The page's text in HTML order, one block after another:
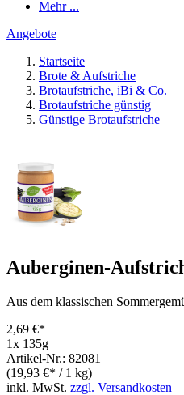
Mehr ...
Angebote
Startseite
Brote & Aufstriche
Brotaufstriche, iBi & Co.
Brotaufstriche günstig
Günstige Brotaufstriche
Auberginen-
Aus dem klassischen
2,69 €*
1x 135g
Artikel-Nr.: 82081
(19,93 €* / 1 kg)
inkl. MwSt. zzgl. Versandkosten